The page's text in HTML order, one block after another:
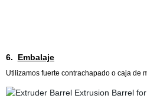
6. Embalaje
Utilizamos fuerte contrachapado o caja de